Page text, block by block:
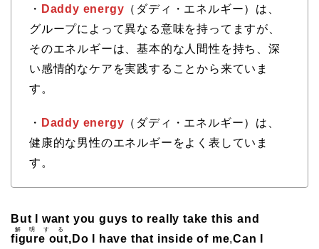
・ Daddy energy （ダディ・エネルギー）は、
グループによって異なる意味を持ってますが、
そのエネルギーは、基本的な人間性を持ち、深
い感情的なケアを実践することから来ていま
す。
・ Daddy energy （ダディ・エネルギー）は、
健康的な男性のエネルギーをよく表していま
す。
But I want you guys to really take this and
figure out
解明する
,Do I have that inside of me,Can I